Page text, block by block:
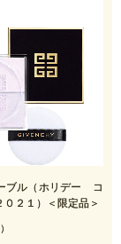
ブル（ホリデー コ
２１）＜限定品＞